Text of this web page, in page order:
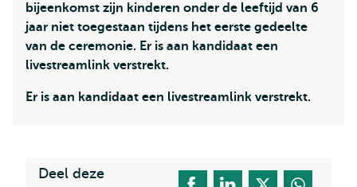
bijeenkomst zijn kinderen onder de leeftijd van 6
jaar niet toegestaan tijdens het eerste gedeelte
van de ceremonie. Er is aan kandidaat een
livestreamlink verstrekt.
Er is aan kandidaat een livestreamlink verstrekt.
Deel deze